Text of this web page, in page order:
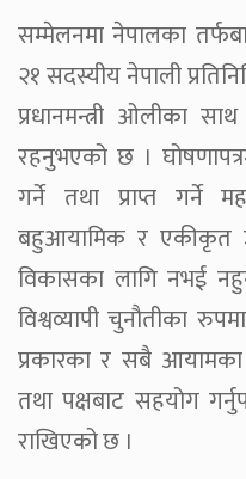
सम्मेलनमा नेपालका
२१ सदस्यीय नेपाली
प्रधानमन्त्री ओलीका
रहनुभएको छ ।
गर्ने तथा प्राप्त गर्ने
बहुआयामिक र एकीकृत
विकासका लागि नभई
विश्वव्यापी चुनौतीका
प्रकारका र सबै आयामका
तथा पक्षबाट सहयोग
राखिएको छ ।